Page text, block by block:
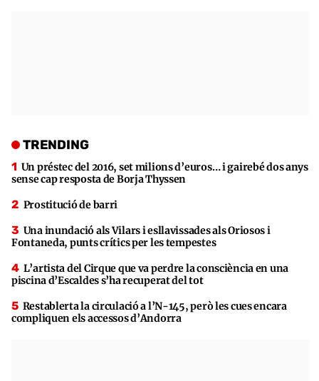
TRENDING
Un préstec del 2016, set milions d’euros… i gairebé dos anys
sense cap resposta de Borja Thyssen
Prostitució de barri
Una inundació als Vilars i esllavissades als Oriosos i
Fontaneda, punts crítics per les tempestes
L’artista del Cirque que va perdre la consciència en una
piscina d’Escaldes s’ha recuperat del tot
Restablerta la circulació a l’N-145, però les cues encara
compliquen els accessos d’Andorra